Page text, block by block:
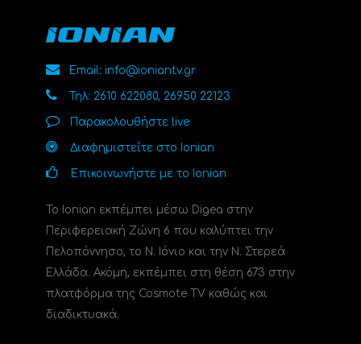
Email: info@ioniantv.gr
Τηλ: 2610 622080, 26950 22123
Παρακολουθήστε live
Διαφημιστείτε στο Ionian
Επικοινωνήστε με το Ionian
Το Ionian εκπέμπει μέσω Digea στην
Περιφερειακή Ζώνη 6 που καλύπτει την
Πελοπόννησο, το N. Ιόνιο και την Ν. Στερεά
Ελλάδα. Ακόμη, εκπέμπει στη θέση 673 στην
πλατφόρμα της Cosmote TV καθώς και
διαδικτυακά.